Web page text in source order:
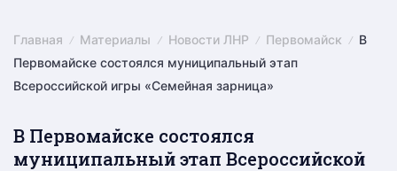
Главная Материалы Новости ЛНР Первомайск
В
Первомайске состоялся муниципальный этап
Всероссийской игры «Семейная зарница»
В Первомайске состоялся
муниципальный этап Всероссийской